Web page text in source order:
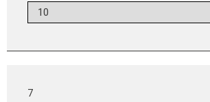
7